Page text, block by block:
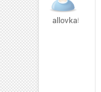
allovka509